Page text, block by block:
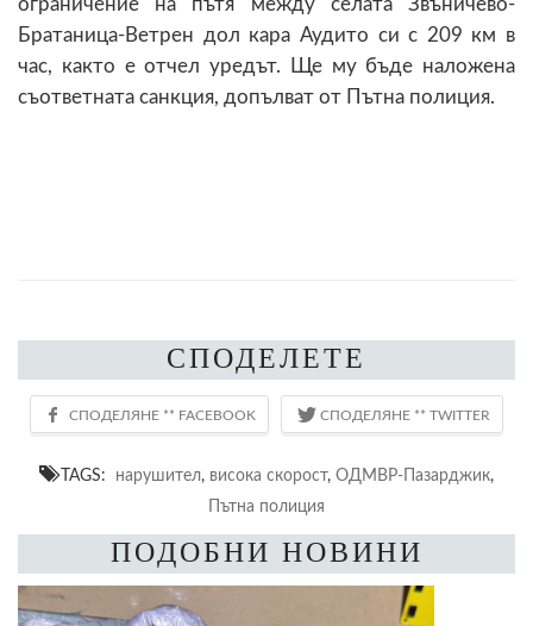
Братаница-Ветрен дол кара Аудито си с 209 км в
час, както е отчел уредът. Ще му бъде наложена
съответната санкция, допълват от Пътна полиция.
СПОДЕЛЕТЕ
TAGS: нарушител, висока скорост, ОДМВР-Пазарджик,
Пътна полиция
ПОДОБНИ НОВИНИ